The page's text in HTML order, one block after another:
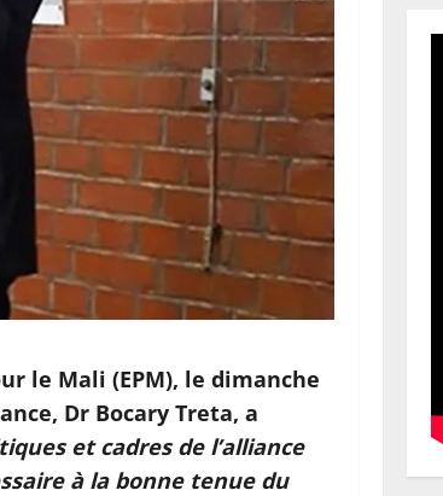
le Mali (EPM), le dimanche
Dr Bocary Treta, a
et cadres de l’alliance
à la bonne tenue du